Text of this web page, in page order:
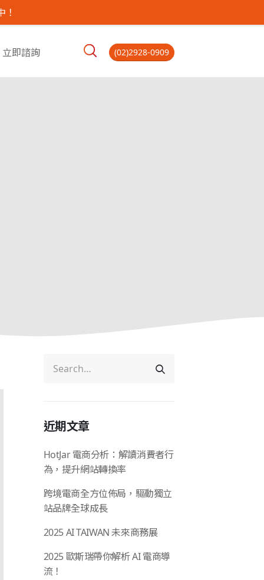
立即諮詢 (02)2928-0909
近期文章
HotJar 電商分析：解讀消費者行
為，提升網站轉換率
跨境電商全方位佈局，驅動獨立
站品牌全球成長
2025 AI TAIWAN 未來商務展
2025 歐斯瑞帶你解析 AI 電商導
流！